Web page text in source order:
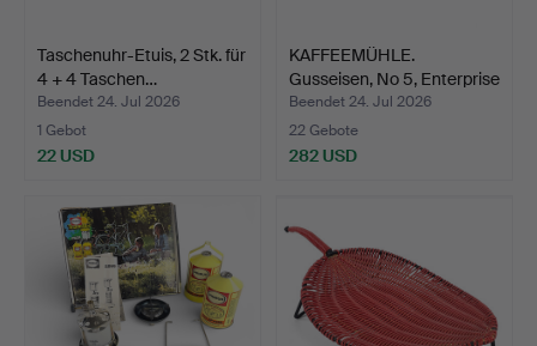
Taschenuhr-Etuis, 2 Stk. für
4 + 4 Taschen…
Beendet 24. Jul 2026
1 Gebot
22 USD
KAFFEEMÜHLE.
Gusseisen, No 5, Enterprise
M…
Beendet 24. Jul 2026
22 Gebote
282 USD